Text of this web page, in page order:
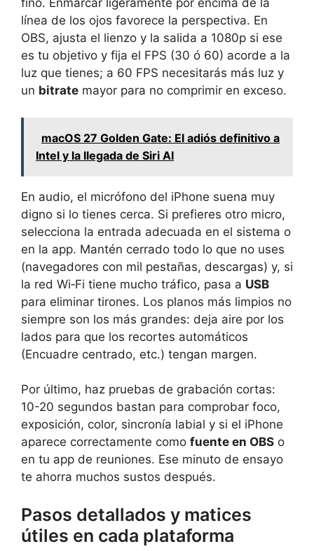
fino. Enmarcar ligeramente por encima de la
línea de los ojos favorece la perspectiva. En
OBS, ajusta el lienzo y la salida a 1080p si ese
es tu objetivo y fija el FPS (30 ó 60) acorde a la
luz que tienes; a 60 FPS necesitarás más luz y
un bitrate mayor para no comprimir en exceso.
macOS 27 Golden Gate: El adiós definitivo a
Intel y la llegada de Siri AI
En audio, el micrófono del iPhone suena muy
digno si lo tienes cerca. Si prefieres otro micro,
selecciona la entrada adecuada en el sistema o
en la app. Mantén cerrado todo lo que no uses
(navegadores con mil pestañas, descargas) y, si
la red Wi‑Fi tiene mucho tráfico, pasa a USB
para eliminar tirones. Los planos más limpios no
siempre son los más grandes: deja aire por los
lados para que los recortes automáticos
(Encuadre centrado, etc.) tengan margen.
Por último, haz pruebas de grabación cortas:
10-20 segundos bastan para comprobar foco,
exposición, color, sincronía labial y si el iPhone
aparece correctamente como fuente en OBS o
en tu app de reuniones. Ese minuto de ensayo
te ahorra muchos sustos después.
Pasos detallados y matices
útiles en cada plataforma